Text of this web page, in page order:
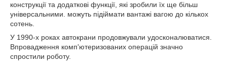
конструкції та додаткові функції, які зробили їх ще більш
універсальними. можуть підіймати вантажі вагою до кількох
сотень.
У 1990-х роках автокрани продовжували удосконалюватися.
Впровадження комп'ютеризованих операцій значно
спростили роботу.